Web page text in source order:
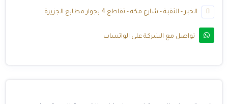
الخبر - الثقبة - شارع مكه - تقاطع 4 بجوار مطابع الجزيرة
تواصل مع الشركة على الواتساب